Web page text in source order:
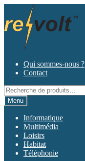
la
navigation
contenu
Qui sommes-nous ?
Contact
Recherche
pour :
Menu
Informatique
Multimédia
Loisirs
Habitat
Téléphonie